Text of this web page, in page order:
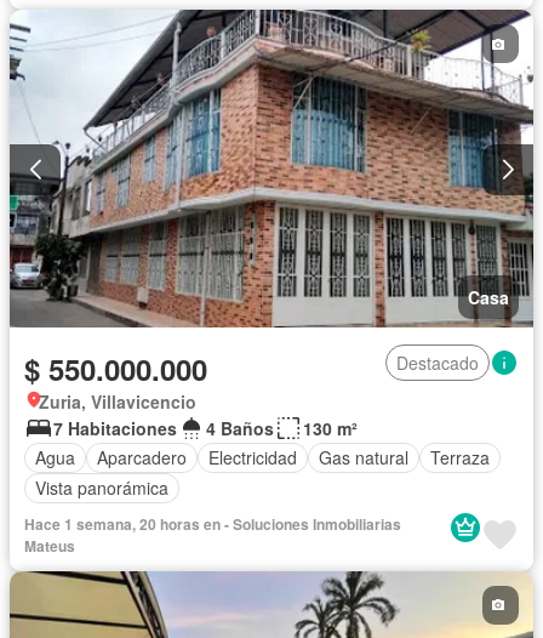
Casa
$ 550.000.000
Destacado
Zuria, Villavicencio
7 Habitaciones
4 Baños
130 m²
Agua
Aparcadero Electricidad Gas natural
Terraza
Vista panorámica
Hace 1 semana, 20 horas en - Soluciones Inmobiliarias
Mateus